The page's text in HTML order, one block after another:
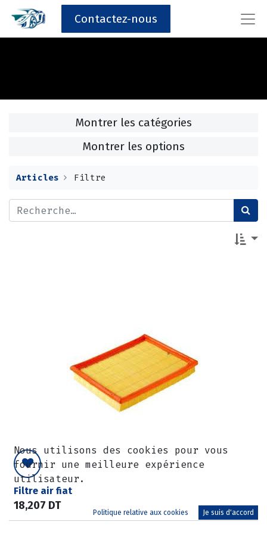
Contactez-nous
Montrer les catégories
Montrer les options
Articles Filtre
Filtre air fiat
18,207 DT
Nous utilisons des cookies pour vous
fournir une meilleure expérience
utilisateur.
Politique relative aux cookies Je suis d'accord